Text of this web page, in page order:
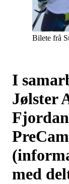
Bilete frå
I
Jølster
med